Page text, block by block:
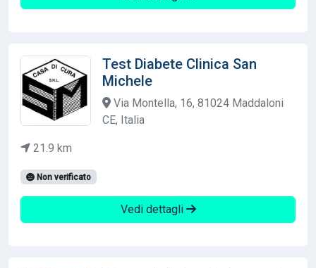
Test Diabete Clinica San
Michele
Via Montella, 16, 81024 Maddaloni
CE, Italia
21.9 km
Non verificato
Vedi dettagli